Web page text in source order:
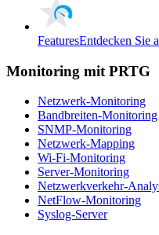
FeaturesEntdecken Sie
Monitoring mit PRTG
Netzwerk-Monitoring
Bandbreiten-Monitoring
SNMP-Monitoring
Netzwerk-Mapping
Wi-Fi-Monitoring
Server-Monitoring
Netzwerkverkehr-
NetFlow-Monitoring
Syslog-Server